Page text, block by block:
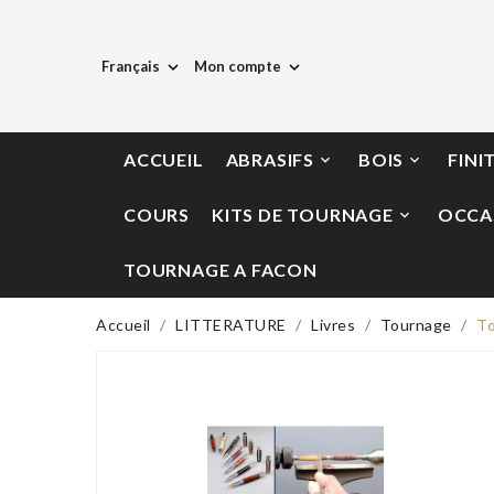
Français  Mon compte 
ACCUEIL ABRASIFS  BOIS 
COURS KITS DE TOURNAGE 
TOURNAGE A FACON
Accueil LITTERATURE Livres Tournage